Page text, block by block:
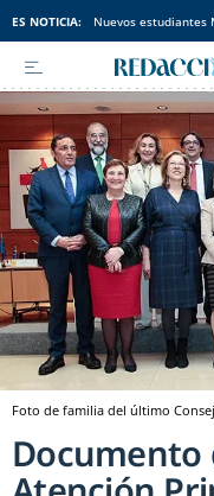
ES NOTICIA: Nuevos estudiantes
Foto de familia del último
Documento